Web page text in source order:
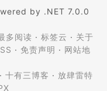
by .NET 7.0.0
多阅读 · 标签云 · 关于
· 免责声明 · 网站地
· 十有三博客 · 放肆雷特